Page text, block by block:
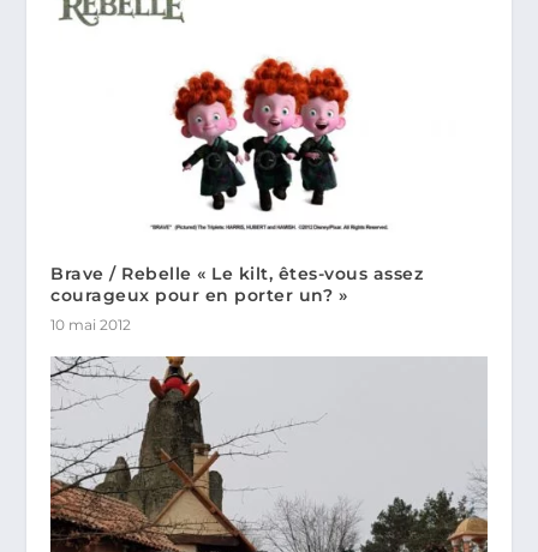
Brave / Rebelle « Le kilt, êtes-vous assez
courageux pour en porter un? »
10 mai 2012